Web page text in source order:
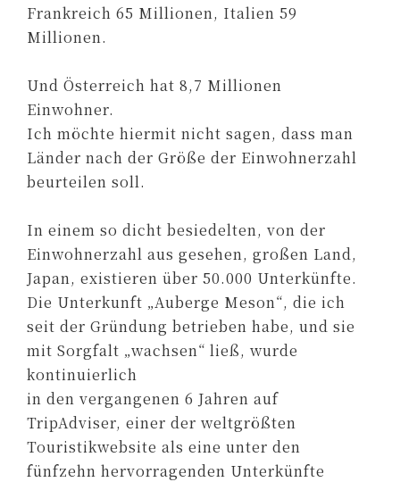
Frankreich 65 Millionen, Italien 59
Millionen.
Und Österreich hat 8,7 Millionen
Einwohner.
Ich möchte hiermit nicht sagen, dass man
Länder nach der Größe der Einwohnerzahl
beurteilen soll.
In einem so dicht besiedelten, von der
Einwohnerzahl aus gesehen, großen Land,
Japan, existieren über 50.000 Unterkünfte.
Die Unterkunft „Auberge Meson“, die ich
seit der Gründung betrieben habe, und sie
mit Sorgfalt „wachsen“ ließ, wurde
kontinuierlich
in den vergangenen 6 Jahren auf
TripAdviser, einer der weltgrößten
Touristikwebsite als eine unter den
fünfzehn hervorragenden Unterkünfte